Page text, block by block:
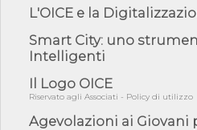
04/08/26 - International
04/08/26 - CdS, project financing:
impugnar...
04/08/26 - Rapporto Anac
penali per ...
04/08/26 - CdS: partecipazione alla
L'OICE e la
Smart City: uno
Intelligenti
Il Logo OICE
Riservato agli Associati - Policy di utilizzo
Agevolazioni ai Giovani